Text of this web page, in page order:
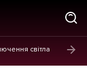
світла